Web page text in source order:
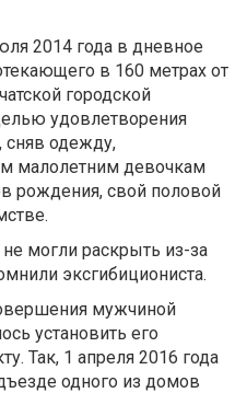
2014 года в дневное
в 160 метрах от
городской
удовлетворения
сняв одежду,
малолетним девочкам
рождения, свой половой
могли раскрыть из-за
эксгибициониста.
мужчиной
установить его
Так, 1 апреля 2016 года
одного из домов